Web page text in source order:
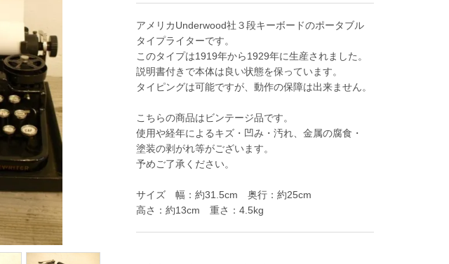
アメリカUnderwood社３段キーボードのポータブル
タイプライターです。
このタイプは1919年から1929年に生産されました。
説明書付きで本体は良い状態を保っています。
タイピングは可能ですが、動作の保障は出来ません。
こちらの商品はビンテージ品です。
使用や経年によるキズ・凹み・汚れ、金属の腐食・
塗装の剥がれ等がございます。
予めご了承ください。
サイズ 幅：約31.5cm 奥行：約25cm
高さ：約13cm 重さ：4.5kg